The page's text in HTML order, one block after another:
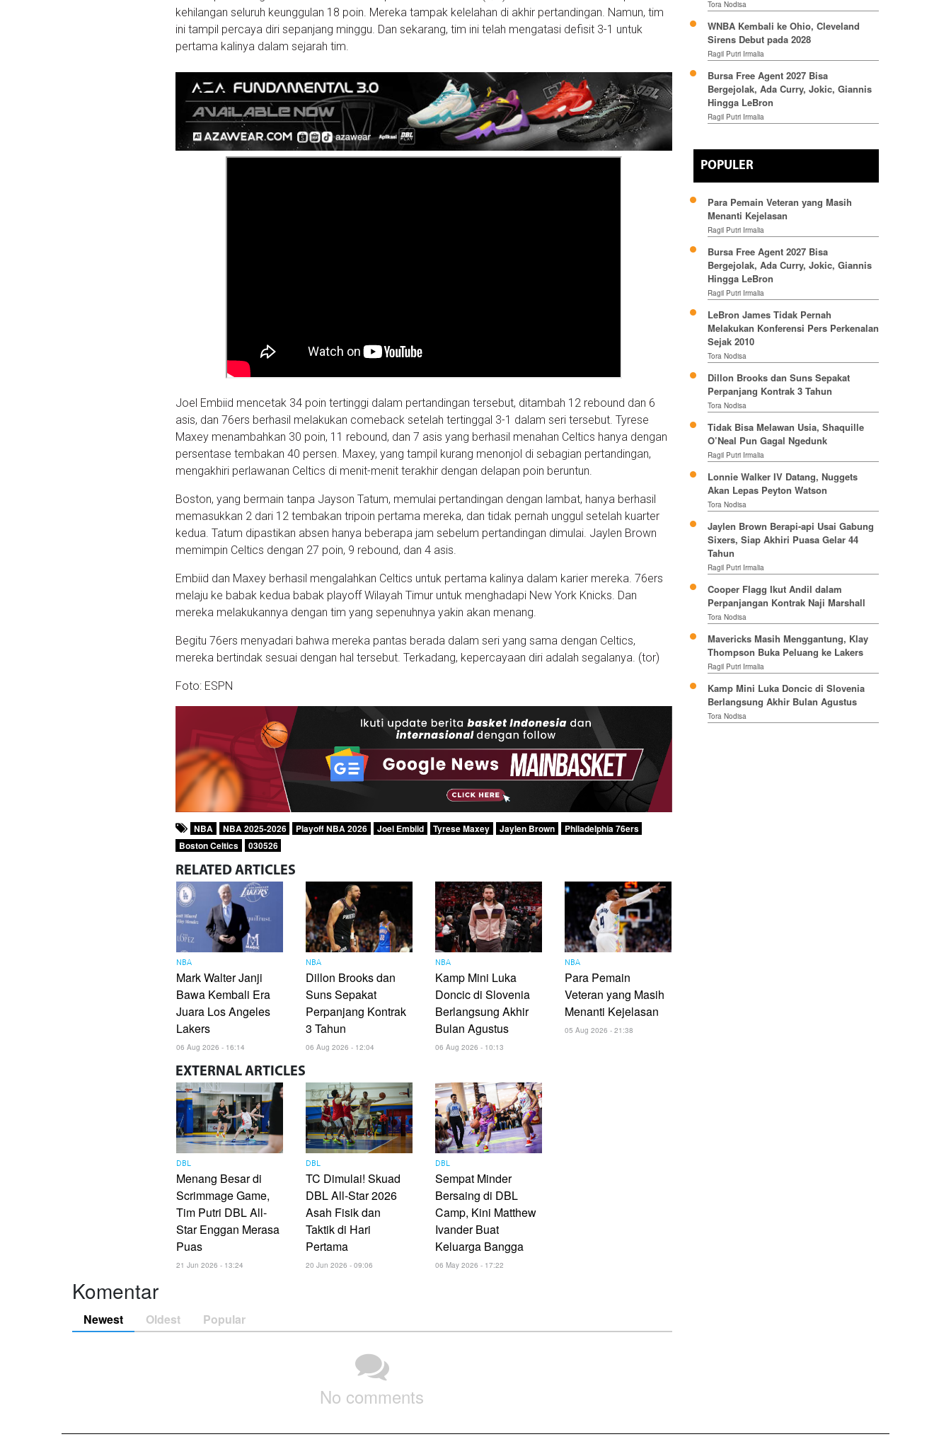
kehilangan seluruh keunggulan 18 poin. Mereka tampak kelelahan di akhir pertandingan. Namun, tim
ini tampil percaya diri sepanjang minggu. Dan sekarang, tim ini telah mengatasi defisit 3-1 untuk
pertama kalinya dalam sejarah tim.
Joel Embiid mencetak 34 poin tertinggi dalam pertandingan tersebut, ditambah 12 rebound dan 6
asis, dan 76ers berhasil melakukan comeback setelah tertinggal 3-1 dalam seri tersebut. Tyrese
Maxey menambahkan 30 poin, 11 rebound, dan 7 asis yang berhasil menahan Celtics hanya dengan
persentase tembakan 40 persen. Maxey, yang tampil kurang menonjol di sebagian pertandingan,
mengakhiri perlawanan Celtics di menit-menit terakhir dengan delapan poin beruntun.
Boston, yang bermain tanpa Jayson Tatum, memulai pertandingan dengan lambat, hanya berhasil
memasukkan 2 dari 12 tembakan tripoin pertama mereka, dan tidak pernah unggul setelah kuarter
kedua. Tatum dipastikan absen hanya beberapa jam sebelum pertandingan dimulai. Jaylen Brown
memimpin Celtics dengan 27 poin, 9 rebound, dan 4 asis.
Embiid dan Maxey berhasil mengalahkan Celtics untuk pertama kalinya dalam karier mereka. 76ers
melaju ke babak kedua babak playoff Wilayah Timur untuk menghadapi New York Knicks. Dan
mereka melakukannya dengan tim yang sepenuhnya yakin akan menang.
Begitu 76ers menyadari bahwa mereka pantas berada dalam seri yang sama dengan Celtics,
mereka bertindak sesuai dengan hal tersebut. Terkadang, kepercayaan diri adalah segalanya. (tor)
Foto: ESPN
NBA NBA 2025-2026 Playoff NBA 2026 Joel Embiid Tyrese Maxey Jaylen Brown
Philadelphia 76ers
Boston Celtics
030526
RELATED ARTICLES
NBA
Mark Walter Janji
Bawa Kembali Era
Juara Los Angeles
Lakers
06 Aug 2026 - 16:14
NBA
Dillon Brooks dan
Suns Sepakat
Perpanjang Kontrak
3 Tahun
06 Aug 2026 - 12:04
NBA
Kamp Mini Luka
Doncic di Slovenia
Berlangsung Akhir
Bulan Agustus
06 Aug 2026 - 10:13
NBA
Para Pemain
Veteran yang Masih
Menanti Kejelasan
05 Aug 2026 - 21:38
EXTERNAL ARTICLES
DBL
Menang Besar di
Scrimmage Game,
Tim Putri DBL All-
Star Enggan Merasa
Puas
21 Jun 2026 - 13:24
DBL
TC Dimulai! Skuad
DBL All-Star 2026
Asah Fisik dan
Taktik di Hari
Pertama
20 Jun 2026 - 09:06
DBL
Sempat Minder
Bersaing di DBL
Camp, Kini Matthew
Ivander Buat
Keluarga Bangga
06 May 2026 - 17:22
Komentar
Newest Oldest Popular
No comments
Tora Nodisa
WNBA Kembali ke Ohio, Cleveland
Sirens Debut pada 2028
Ragil Putri Irmalia
Bursa Free Agent 2027 Bisa
Bergejolak, Ada Curry, Jokic, Giannis
Hingga LeBron
Ragil Putri Irmalia
POPULER
Para Pemain Veteran yang Masih
Menanti Kejelasan
Ragil Putri Irmalia
Bursa Free Agent 2027 Bisa
Bergejolak, Ada Curry, Jokic, Giannis
Hingga LeBron
Ragil Putri Irmalia
LeBron James Tidak Pernah
Melakukan Konferensi Pers Perkenalan
Sejak 2010
Tora Nodisa
Dillon Brooks dan Suns Sepakat
Perpanjang Kontrak 3 Tahun
Tora Nodisa
Tidak Bisa Melawan Usia, Shaquille
O’Neal Pun Gagal Ngedunk
Ragil Putri Irmalia
Lonnie Walker IV Datang, Nuggets
Akan Lepas Peyton Watson
Tora Nodisa
Jaylen Brown Berapi-api Usai Gabung
Sixers, Siap Akhiri Puasa Gelar 44
Tahun
Ragil Putri Irmalia
Cooper Flagg Ikut Andil dalam
Perpanjangan Kontrak Naji Marshall
Tora Nodisa
Mavericks Masih Menggantung, Klay
Thompson Buka Peluang ke Lakers
Ragil Putri Irmalia
Kamp Mini Luka Doncic di Slovenia
Berlangsung Akhir Bulan Agustus
Tora Nodisa